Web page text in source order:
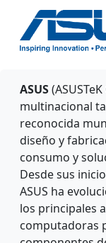
ASUS
multinacional
reconocida
diseño y
consumo y
Desde sus
ASUS ha
los principales
computadoras